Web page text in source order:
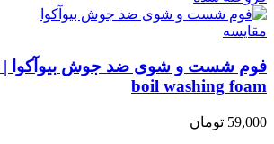
مقايسه
boil washing foam
59,000 تومان